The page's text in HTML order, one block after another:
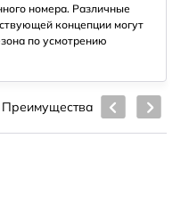
номера. Различные
концепции могут
по усмотрению
Преимущества Номера